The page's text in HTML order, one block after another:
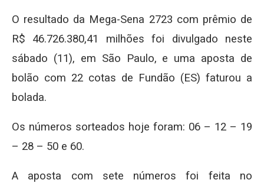
O resultado da Mega-Sena 2723 com prêmio de
R$ 46.726.380,41 milhões foi divulgado neste
sábado (11), em São Paulo, e uma aposta de
bolão com 22 cotas de Fundão (ES) faturou a
bolada.
Os números sorteados hoje foram: 06 – 12 – 19
– 28 – 50 e 60.
A aposta com sete números foi feita no